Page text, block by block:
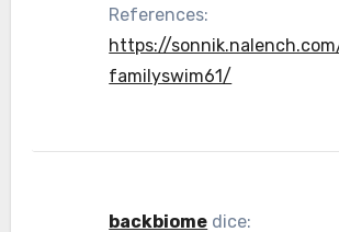
References:
https://
familyswim61/
backbiome dice: